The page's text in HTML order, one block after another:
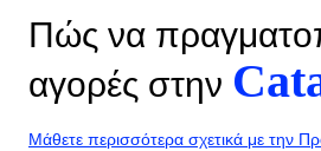
Πώς να
αγορές στην
Μάθετε περισσότερα σχετικά με την